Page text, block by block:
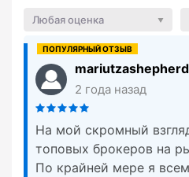
Любая оценка
mariutzashepherd
2 года назад
На мой скромный
топовых брокеров на
По крайней мере я